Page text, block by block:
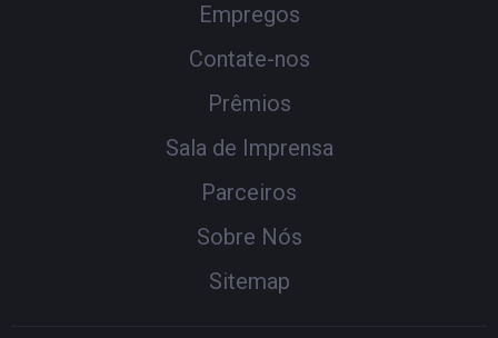
Empregos
Contate-nos
Prêmios
Sala de Imprensa
Parceiros
Sobre Nós
Sitemap